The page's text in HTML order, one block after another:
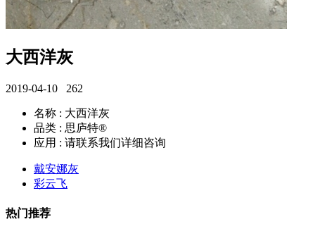
大西洋灰
2019-04-10 262
名称 : 大西洋灰
品类 : 思庐特®
应用 : 请联系我们详细咨询
戴安娜灰
彩云飞
热门推荐